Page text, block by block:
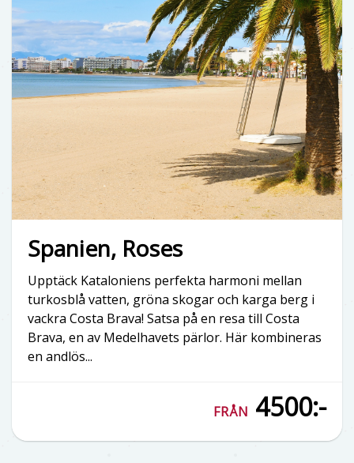
Spanien, Roses
Upptäck Kataloniens perfekta harmoni mellan
turkosblå vatten, gröna skogar och karga berg i
vackra Costa Brava! Satsa på en resa till Costa
Brava, en av Medelhavets pärlor. Här kombineras
en andlös...
FRÅN 4500:-